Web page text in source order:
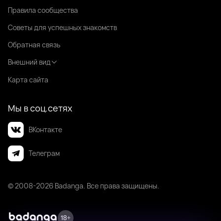
Правила сообщества
Советы для успешных знакомств
Обратная связь
Внешний вид
Карта сайта
Мы в соц.сетях
ВКонтакте
Телеграм
© 2008-2026 Badanga. Все права защищены.